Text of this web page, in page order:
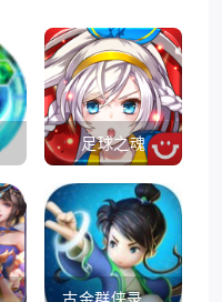
足球之魂